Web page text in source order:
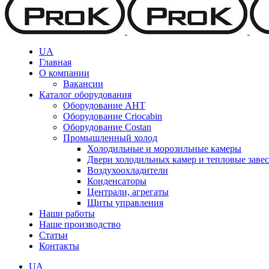
UA
Главная
О компании
Вакансии
Каталог оборудования
Оборудование AHT
Оборудование Criocabin
Оборудование Costan
Промышленный холод
Холодильные и морозильные камеры
Двери холодильных камер и тепловые
Воздухоохладители
Конденсаторы
Централи, агрегаты
Щиты управления
Наши работы
Наше производство
Статьи
Контакты
UA